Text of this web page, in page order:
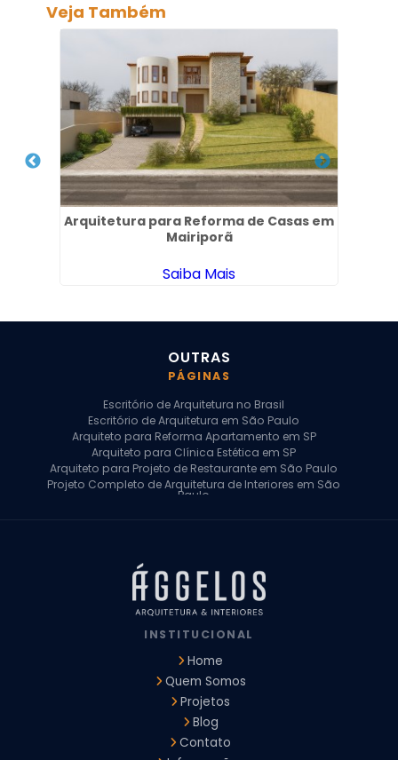
Veja Também
Arquitetura para Reforma de Casas em
Mairiporã
Saiba Mais
OUTRAS
PÁGINAS
Escritório de Arquitetura no Brasil
Escritório de Arquitetura em São Paulo
Arquiteto para Reforma Apartamento em SP
Arquiteto para Clínica Estética em SP
Arquiteto para Projeto de Restaurante em São Paulo
Projeto Completo de Arquitetura de Interiores em São
Paulo
Arquiteto para Projeto Comercial em São Paulo
Arquiteto Comercial
Arquiteto para Reforma de Apartamento
Arquiteto para Reforma Residencial
Arquitetura para Reforma de Casas
Design de Interiores Apartamentos
Design de Interiores Residencial
Empresa de Arquitetura e Design
Empresas de Arquitetura e Design de Interiores
Escritório de Design de Interiores
Projeto Executivo Arquitetura
Arquitetura Institucional
INSTITUCIONAL
Home
Quem Somos
Projetos
Blog
Contato